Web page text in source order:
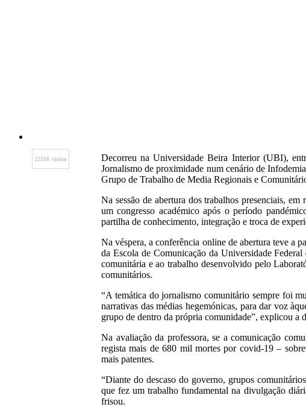
22168 visitas
Decorreu na Universidade Beira Interior (UBI),
Jornalismo de proximidade num cenário de
Grupo de Trabalho de Media Regionais e
Na sessão de abertura dos trabalhos presenciais,
um congresso académico após o período
partilha de conhecimento, integração e troca de
Na véspera, a conferência online de abertura teve a
da Escola de Comunicação da Universidade
comunitária e ao trabalho desenvolvido pelo
comunitários.
“A temática do jornalismo comunitário sempre foi
narrativas das médias hegemónicas, para dar voz
grupo de dentro da própria comunidade”, explicou a
Na avaliação da professora, se a comunicação
regista mais de 680 mil mortes por covid-19 –
mais patentes.
“Diante do descaso do governo, grupos
que fez um trabalho fundamental na divulgação
frisou.